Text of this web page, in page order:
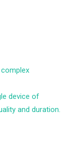
device of
and duration.